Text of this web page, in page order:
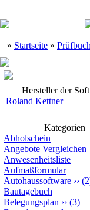
» Startseite »
Hersteller der
Roland Kettner
Kategorien
Abholschein
Angebote Vergleichen
Anwesenheitsliste
Aufmaßformular
Autohaussoftware ››
Bautagebuch
Belegungsplan ›› (3)